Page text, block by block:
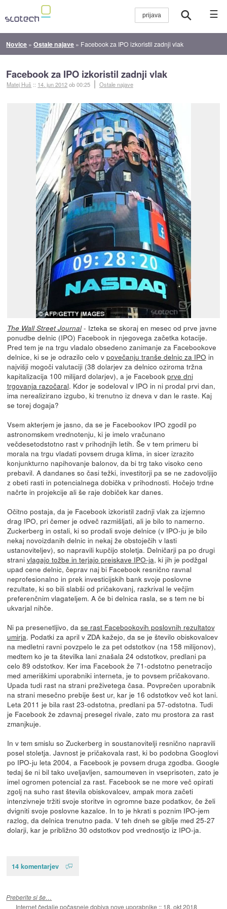
☰
Novice »Ostale najave » Facebook za IPO izkoristil zadnji vlak
Facebook za IPO izkoristil zadnji vlak
Matej Huš :: 14. jun 2012ob 00:25 Ostale najave
The Wall Street Journal- Izteka se skoraj en mesec od prve javne
ponudbe delnic (IPO) Facebook in njegovega začetka kotacije.
Pred tem je na trgu vladalo obsedeno zanimanje za Facebookove
delnice, ki se je odrazilo celo v povečanju tranše delnic za IPO in
najvišji mogoči valutaciji (38 dolarjev za delnico oziroma tržna
kapitalizacija 100 milijard dolarjev), a je Facebook prve dni
trgovanja razočaral. Kdor je sodeloval v IPO in ni prodal prvi dan,
ima nerealizirano izgubo, ki trenutno iz dneva v dan le raste. Kaj
se torej dogaja?
Vsem akterjem je jasno, da se je Facebookov IPO zgodil po
astronomskem vrednotenju, ki je imelo vračunano
večdesetodstotno rast v prihodnjih letih. Še v tem primeru bi
morala na trgu vladati povsem druga klima, in sicer izrazito
konjunkturno napihovanje balonov, da bi trg tako visoko ceno
prebavil. A dandanes so časi težki, investitorji pa se ne zadovoljijo
z obeti rasti in potencialnega dobička v prihodnosti. Hočejo trdne
načrte in projekcije ali še raje dobiček kar danes.
Očitno postaja, da je Facebook izkoristil zadnji vlak za izjemno
drag IPO, pri čemer je odveč razmišljati, ali je bilo to namerno.
Zuckerberg in ostali, ki so prodali svoje delnice (v IPO-ju je bilo
nekaj novoizdanih delnic in nekaj že obstoječih v lasti
ustanoviteljev), so napravili kupčijo stoletja. Delničarji pa po drugi
strani vlagajo tožbe in terjajo preiskave IPO-ja, ki jih je podžgal
upad cene delnic, čeprav naj bi Facebook resnično ravnal
neprofesionalno in prek investicijskih bank svoje poslovne
rezultate, ki so bili slabši od pričakovanj, razkrival le večjim
preferenčnim vlagateljem. A če bi delnica rasla, se s tem ne bi
ukvarjal nihče.
Ni pa presenetljivo, da se rast Facebookovih poslovnih rezultatov
umirja. Podatki za april v ZDA kažejo, da se je število obiskovalcev
na medletni ravni povzpelo le za pet odstotkov (na 158 milijonov),
medtem ko je ta številka lani znašala 24 odstotkov, predlani pa
celo 89 odstotkov. Ker ima Facebook že 71-odstotno penetracijo
med ameriškimi uporabniki interneta, je to povsem pričakovano.
Upada tudi rast na strani preživetega časa. Povprečen uporabnik
na strani mesečno prebije šest ur, kar je 16 odstotkov več kot lani.
Leta 2011 je bila rast 23-odstotna, predlani pa 57-odstotna. Tudi
je Facebook že zdavnaj presegel rivale, zato mu prostora za rast
zmanjkuje.
In v tem smislu so Zuckerberg in soustanovitelji resnično napravili
posel stoletja. Javnost je pričakovala rast, ki bo podobna Googlovi
po IPO-ju leta 2004, a Facebook je povsem druga zgodba. Google
tedaj še ni bil tako uveljavljen, samoumeven in vseprisoten, zato je
imel ogromen potencial za rast. Facebook se ne more več opirati
zgolj na suho rast števila obiskovalcev, ampak mora začeti
intenzivneje tržiti svoje storitve in ogromne baze podatkov, če želi
dvigniti svoje poslovne kazalce. In to je hkrati s poznim IPO-jem
razlog, da delnica trenutno pada. V teh dneh se giblje med 25-27
dolarji, kar je približno 30 odstotkov pod vrednostjo iz IPO-ja.
14 komentarjev
Preberite si še…
Internet čedalje počasneje dobiva nove uporabnike :: 18. okt 2018